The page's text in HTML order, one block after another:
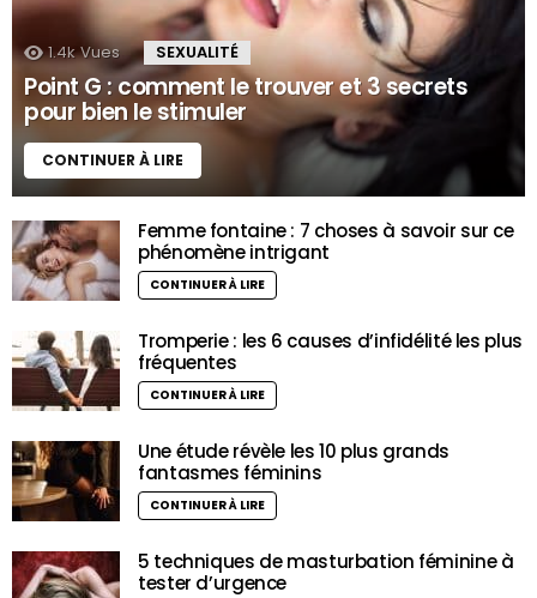
1.4k Vues SEXUALITÉ
Point G : comment le trouver et 3 secrets
pour bien le stimuler
CONTINUER À LIRE
Femme fontaine : 7 choses à savoir sur ce
phénomène intrigant
CONTINUER À LIRE
Tromperie : les 6 causes d’infidélité les plus
fréquentes
CONTINUER À LIRE
Une étude révèle les 10 plus grands
fantasmes féminins
CONTINUER À LIRE
5 techniques de masturbation féminine à
tester d’urgence